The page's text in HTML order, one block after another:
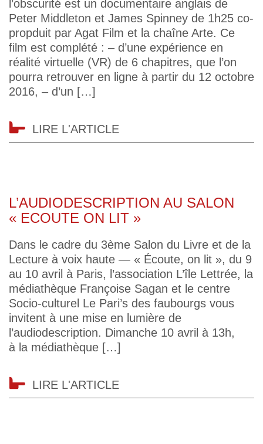
l’obscurité est un documentaire anglais de
Peter Middleton et James Spinney de 1h25 co-
propduit par Agat Film et la chaîne Arte. Ce
film est complété : – d’une expérience en
réalité virtuelle (VR) de 6 chapitres, que l’on
pourra retrouver en ligne à partir du 12 octobre
2016, – d’un […]
LIRE L'ARTICLE
L’AUDIODESCRIPTION AU SALON
« ECOUTE ON LIT »
Dans le cadre du 3ème Salon du Livre et de la
Lecture à voix haute — « Écoute, on lit », du 9
au 10 avril à Paris, l’association L’île Lettrée, la
médiathèque Françoise Sagan et le centre
Socio-culturel Le Pari’s des faubourgs vous
invitent à une mise en lumière de
l’audiodescription. Dimanche 10 avril à 13h,
à la médiathèque […]
LIRE L'ARTICLE